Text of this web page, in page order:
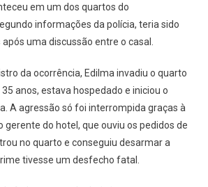
De
em um dos quartos do
informações da polícia, teria sido
uma discussão entre o casal.
da ocorrência, Edilma invadiu o quarto
anos, estava hospedado e iniciou o
A agressão só foi interrompida graças à
gerente do hotel, que ouviu os pedidos de
no quarto e conseguiu desarmar a
tivesse um desfecho fatal.